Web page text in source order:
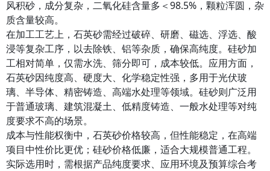
风积砂，成分复杂，二氧化硅含量多＜98.5%，颗粒浑圆，杂
质含量较高。
在加工工艺上，石英砂需经过破碎、研磨、磁选、浮选、酸
浸等复杂工序，以去除铁、铝等杂质，确保高纯度。硅砂加
工相对简单，仅需水洗、筛分即可，成本较低。应用方面，
石英砂因纯度高、硬度大、化学稳定性强，多用于光伏玻
璃、半导体、精密铸造、高端水处理等领域。硅砂则广泛用
于普通玻璃、建筑混凝土、低精度铸造、一般水处理等对纯
度要求不高的场景。
成本与性能权衡中，石英砂价格较高，但性能稳定，在高端
项目中性价比更优；硅砂价格低廉，适合大规模普通工程。
实际选用时，需根据产品纯度要求、应用环境及预算综合考